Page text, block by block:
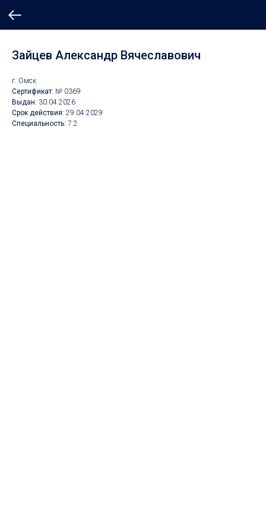
Зайцев Александр Вячеславович
г. Омск
Сертификат: № 0369
Выдан: 30.04.2026
Срок действия: 29.04.2029
Специальность: 7.2